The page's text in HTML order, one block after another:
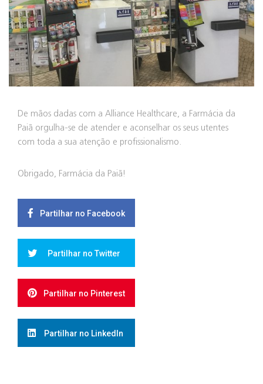
De mãos dadas com a Alliance Healthcare, a Farmácia da
Paiã orgulha-se de atender e aconselhar os seus utentes
com toda a sua atenção e profissionalismo.
Obrigado, Farmácia da Paiã!
Partilhar no Facebook
Partilhar no Twitter
Partilhar no Pinterest
Partilhar no LinkedIn